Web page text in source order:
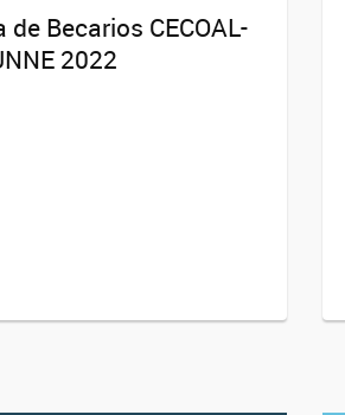
de Becarios CECOAL-
2022